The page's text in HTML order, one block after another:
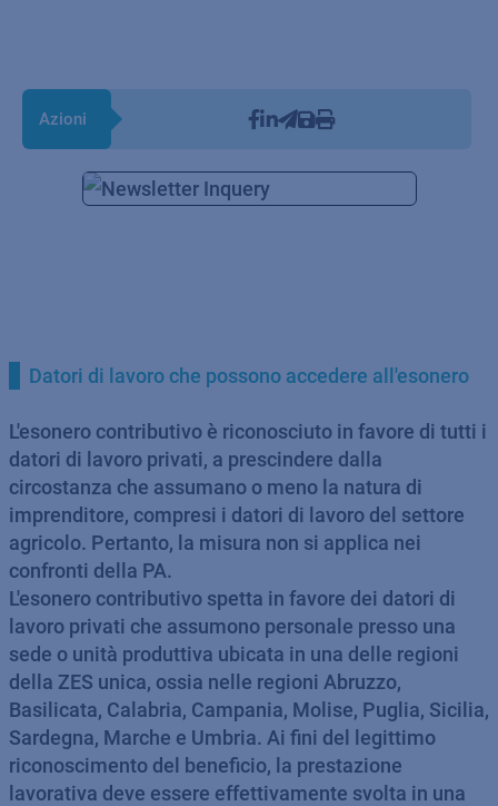
Azioni
Datori di lavoro che possono accedere all'esonero
L'esonero contributivo è riconosciuto in favore di tutti i
datori di lavoro privati, a prescindere dalla
circostanza che assumano o meno la natura di
imprenditore, compresi i datori di lavoro del settore
agricolo. Pertanto, la misura non si applica nei
confronti della PA.
L'esonero contributivo spetta in favore dei datori di
lavoro privati che assumono personale presso una
sede o unità produttiva ubicata in una delle regioni
della ZES unica, ossia nelle regioni Abruzzo,
Basilicata, Calabria, Campania, Molise, Puglia, Sicilia,
Sardegna, Marche e Umbria. Ai fini del legittimo
riconoscimento del beneficio, la prestazione
lavorativa deve essere effettivamente svolta in una